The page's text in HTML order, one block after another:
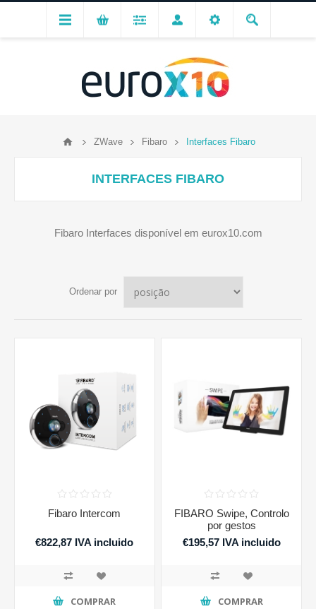
ZWave Fibaro Interfaces Fibaro
INTERFACES FIBARO
Fibaro Interfaces disponível em eurox10.com
Ordenar por
Fibaro Intercom
€822,87 IVA incluido
COMPRAR
FIBARO Swipe, Controlo
por gestos
€195,57 IVA incluido
COMPRAR